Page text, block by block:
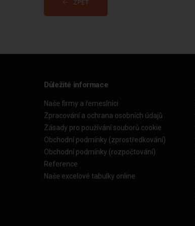
ZPĚT
Důležité informace
Naše firmy a řemeslníci
Zpracování a ochrana osobních údajů
Zásady pro používání souborů cookie
Obchodní podmínky (zprostředkování)
Obchodní podmínky (rozpočtování)
Reference
Naše excelové tabulky online